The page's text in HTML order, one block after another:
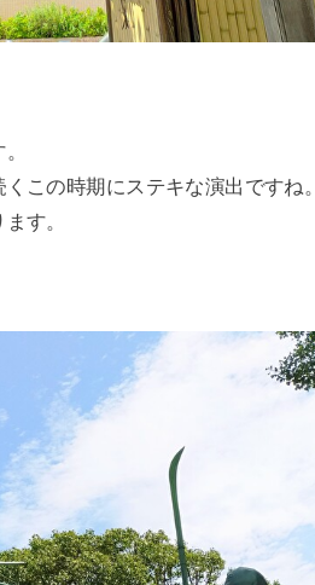
この時期にステキな演出ですね。
す。